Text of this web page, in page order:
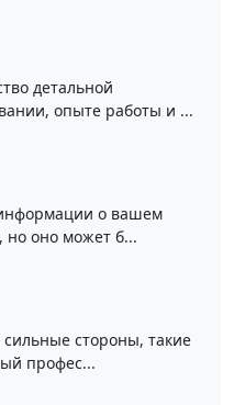
детальной
опыте работы и ...
о вашем
но оно может б...
стороны, такие
профес...